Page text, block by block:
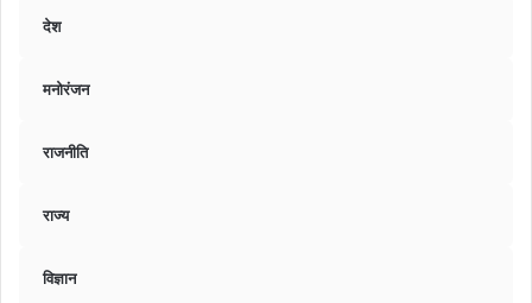
देश
मनोरंजन
राजनीति
राज्य
विज्ञान